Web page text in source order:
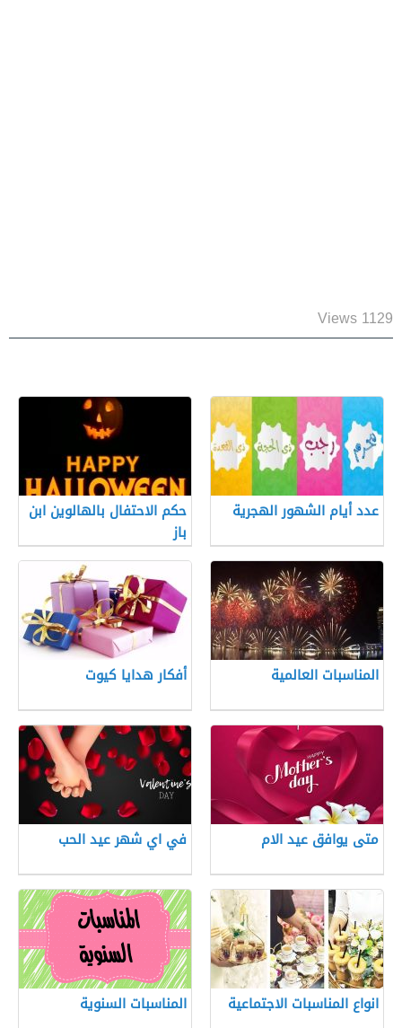
1129 Views
عدد أيام الشهور الهجرية
حكم الاحتفال بالهالوين ابن
باز
المناسبات العالمية أفكار هدايا كيوت
متى يوافق عيد الام في اي شهر عيد الحب
انواع المناسبات الاجتماعية المناسبات السنوية